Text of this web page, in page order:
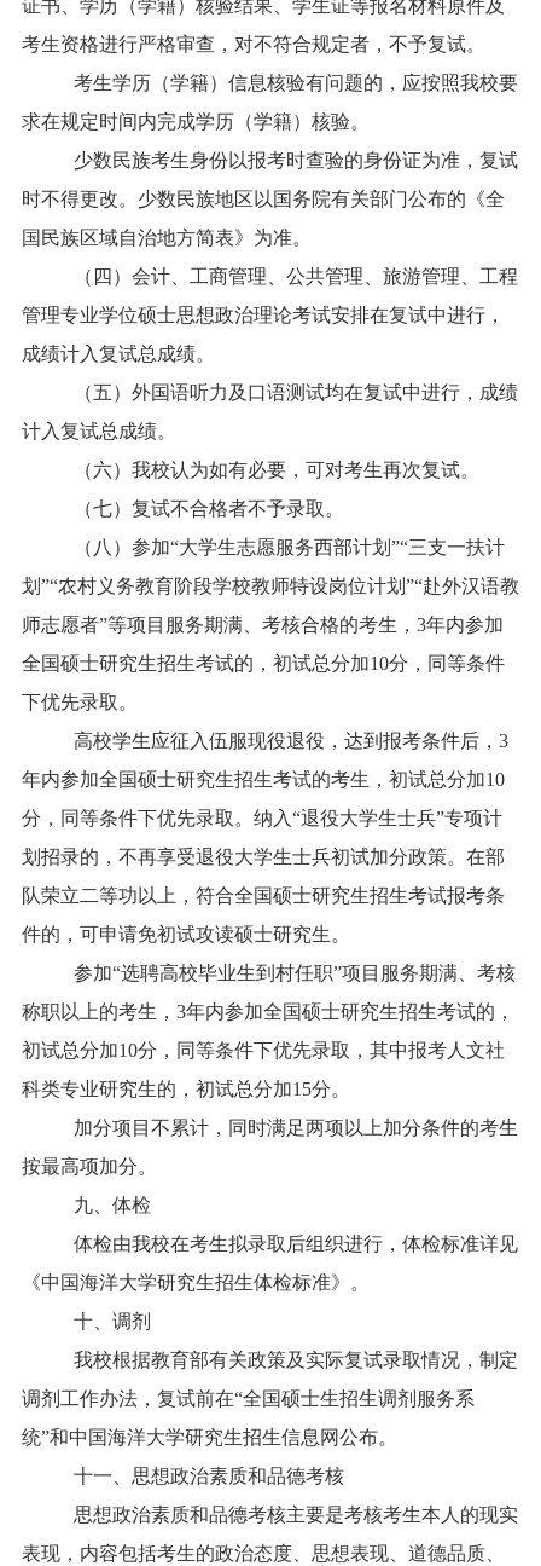
证书、学历（学籍）核验结果、学生证等报名材料原件及
考生资格进行严格审查，对不符合规定者，不予复试。
考生学历（学籍）信息核验有问题的，应按照我校要
求在规定时间内完成学历（学籍）核验。
少数民族考生身份以报考时查验的身份证为准，复试
时不得更改。少数民族地区以国务院有关部门公布的《全
国民族区域自治地方简表》为准。
（四）会计、工商管理、公共管理、旅游管理、工程
管理专业学位硕士思想政治理论考试安排在复试中进行，
成绩计入复试总成绩。
（五）外国语听力及口语测试均在复试中进行，成绩
计入复试总成绩。
（六）我校认为如有必要，可对考生再次复试。
（七）复试不合格者不予录取。
（八）参加“大学生志愿服务西部计划”“三支一扶计
划”“农村义务教育阶段学校教师特设岗位计划”“赴外汉语教
师志愿者”等项目服务期满、考核合格的考生，3年内参加
全国硕士研究生招生考试的，初试总分加10分，同等条件
下优先录取。
高校学生应征入伍服现役退役，达到报考条件后，3
年内参加全国硕士研究生招生考试的考生，初试总分加10
分，同等条件下优先录取。纳入“退役大学生士兵”专项计
划招录的，不再享受退役大学生士兵初试加分政策。在部
队荣立二等功以上，符合全国硕士研究生招生考试报考条
件的，可申请免初试攻读硕士研究生。
参加“选聘高校毕业生到村任职”项目服务期满、考核
称职以上的考生，3年内参加全国硕士研究生招生考试的，
初试总分加10分，同等条件下优先录取，其中报考人文社
科类专业研究生的，初试总分加15分。
加分项目不累计，同时满足两项以上加分条件的考生
按最高项加分。
九、体检
体检由我校在考生拟录取后组织进行，体检标准详见
《中国海洋大学研究生招生体检标准》。
十、调剂
我校根据教育部有关政策及实际复试录取情况，制定
调剂工作办法，复试前在“全国硕士生招生调剂服务系
统”和中国海洋大学研究生招生信息网公布。
十一、思想政治素质和品德考核
思想政治素质和品德考核主要是考核考生本人的现实
表现，内容包括考生的政治态度、思想表现、道德品质、